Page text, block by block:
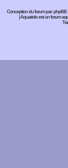
Conception du forum par:phpBB
| Aquariolo est un forum